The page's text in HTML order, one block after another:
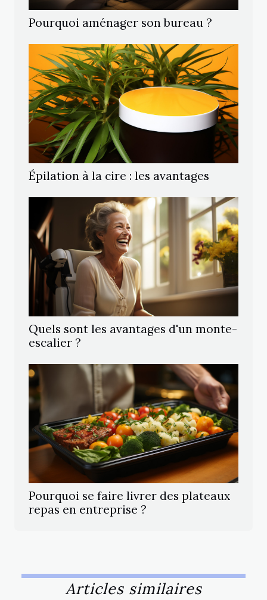
Pourquoi aménager son bureau ?
Épilation à la cire : les avantages
Quels sont les avantages d'un monte-
escalier ?
Pourquoi se faire livrer des plateaux
repas en entreprise ?
Articles similaires